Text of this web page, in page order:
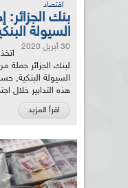
اقتصاد
بنك الجزائر:
السيولة
30 أبريل 2020
لبنك الجزائر جملة
السيولة البنكية,
هذه التدابير خلال
اقرأ المزيد